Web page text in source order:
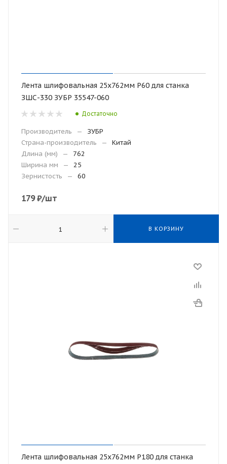
Лента шлифовальная 25х762мм Р60 для станка
ЗШС-330 ЗУБР 35547-060
Достаточно
Производитель —
ЗУБР
Страна-производитель
—
Китай
Длина (мм)
—
762
Ширина мм
—
25
Зернистость
— 60
179₽/шт
В КОРЗИНУ
Лента шлифовальная 25х762мм Р180 для станка